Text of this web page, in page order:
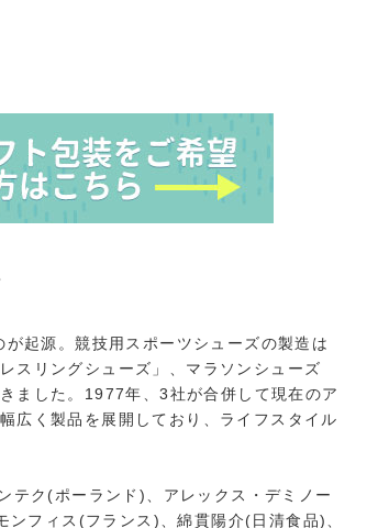
起源。競技用スポーツシューズの製造は
スリングシューズ」、マラソンシューズ
ました。1977年、3社が合併して現在のア
広く製品を展開しており、ライフスタイル
テク(ポーランド)、アレックス・デミノー
フィス(フランス)、綿貫陽介(日清食品)、